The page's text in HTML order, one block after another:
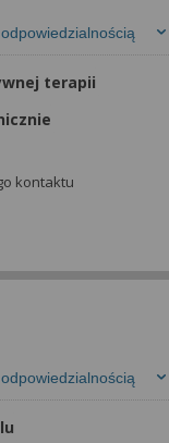
terapii
kontaktu